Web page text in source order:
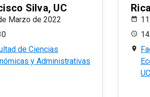
Silva, UC
Marzo de 2022
de Ciencias
y Administrativas
UC